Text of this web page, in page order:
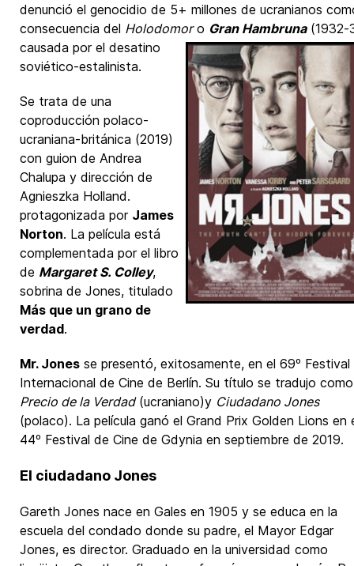
denunció el genocidio de 5+ millones de ucranianos
consecuencia del Holodomoro Gran Hambruna(1932-
causada por el desatino
soviético-estalinista.
Se trata de una
coproducción polaco-
ucraniana-británica (2019)
con guion de Andrea
Chalupa y dirección de
Agnieszka Holland.
protagonizada por James
Norton. La película está
complementada por el libro
de Margaret S. Colley,
sobrina de Jones, titulado
Más que un grano de
verdad.
Mr. Jones se presentó, exitosamente, en el 69º Festival
Internacional de Cine de Berlín. Su título se tradujo
Precio de la Verdad(ucraniano)y Ciudadano Jones
(polaco). La película ganó el Grand Prix Golden Lions en
44º Festival de Cine de Gdynia en septiembre de 2019.
El ciudadano Jones
Gareth Jones nace en Gales en 1905 y se educa en la
escuela del condado donde su padre, el Mayor Edgar
Jones, es director. Graduado en la universidad como